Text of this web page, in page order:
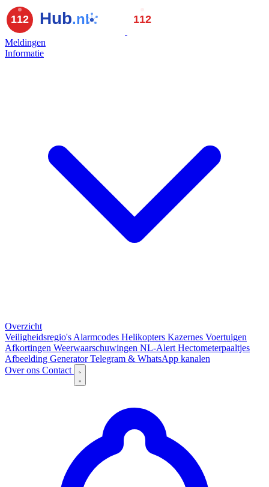
Meldingen
Informatie
Overzicht
Veiligheidsregio's Alarmcodes Helikopters Kazernes Voertuigen
Afkortingen Weerwaarschuwingen NL-Alert Hectometerpaaltjes
Afbeelding GeneratorTelegram & WhatsApp kanalen
Over ons Contact